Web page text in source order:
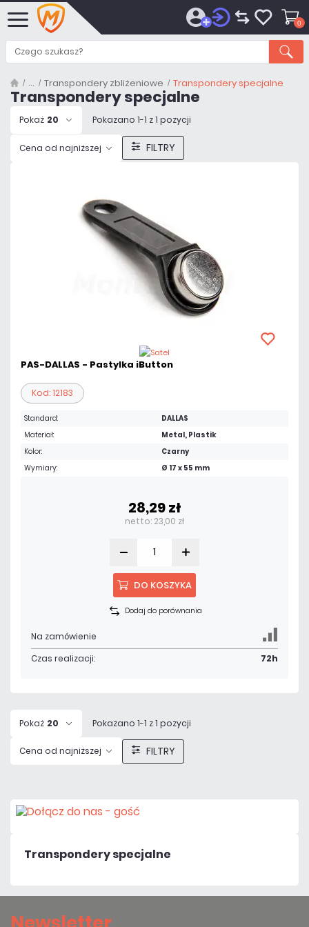
0
Transpondery zbliżeniowe Transpondery specjalne
Transpondery specjalne
Pokaż 20 Pokazano 1-1 z 1 pozycji
Cena od najniższej FILTRY
PAS-DALLAS - Pastylka iButton
Kod: 12183
Standard:
DALLAS
Materiał:
Metal, Plastik
Kolor:
Czarny
Wymiary:
Ø 17 x 55 mm
28,29 zł
netto: 23,00 zł
DO KOSZYKA
Dodaj do porównania
Na zamówienie
Czas realizacji:
72h
Pokaż 20 Pokazano 1-1 z 1 pozycji
Cena od najniższej FILTRY
Transpondery specjalne